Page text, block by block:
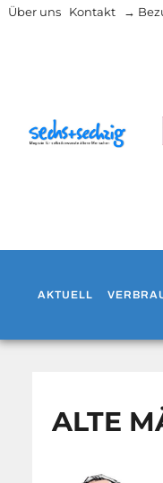
Über uns Kontakt →
AKTUELL
ALTE